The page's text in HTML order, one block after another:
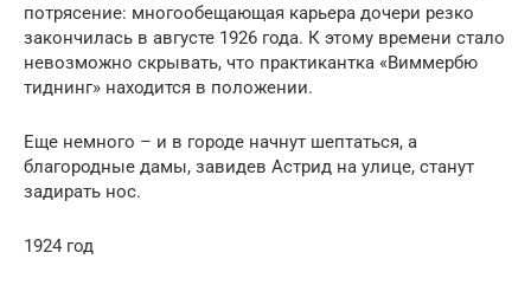
потрясение: многообещающая карьера дочери резко
закончилась в августе 1926 года. К этому времени стало
невозможно скрывать, что практикантка «Виммербю
тиднинг» находится в положении.
Еще немного – и в городе начнут шептаться, а
благородные дамы, завидев Астрид на улице, станут
задирать нос.
1924 год